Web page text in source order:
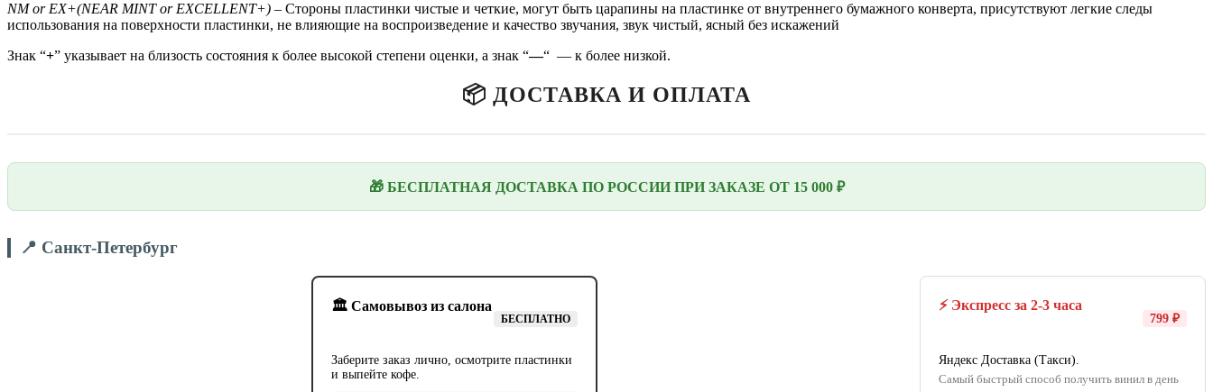
NM or EX+(NEAR MINT or EXCELLENT+) – Стороны пластинки чистые и четкие, могут быть царапины на пластинке от внутреннего бумажного конверта, присутствуют легкие следы
использования на поверхности пластинки, не влияющие на воспроизведение и качество звучания, звук чистый, ясный без искажений
Знак “+” указывает на близость состояния к более высокой степени оценки, а знак “—“ — к более низкой.
📦 ДОСТАВКА И ОПЛАТА
🎁 БЕСПЛАТНАЯ ДОСТАВКА ПО РОССИИ ПРИ ЗАКАЗЕ ОТ 15 000 ₽
📍 Санкт-Петербург
🏛️ Самовывоз из салона
БЕСПЛАТНО
Заберите заказ лично, осмотрите пластинки
и выпейте кофе.
⚡ Экспресс за 2-3 часа
799 ₽
Яндекс Доставка (Такси).
Самый быстрый способ получить винил в день